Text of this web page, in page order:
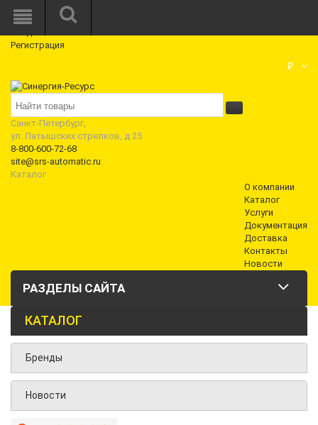
Режим работы: Пн—Пт: 10:00—18:00
Регистрация
₽
Санкт-Петербург,
ул. Латышских стрелков, д 25
8-800-600-72-68
site@srs-automatic.ru
Каталог
О компании
Каталог
Услуги
Документация
Доставка
Контакты
Новости
РАЗДЕЛЫ САЙТА
КАТАЛОГ
Бренды
Новости